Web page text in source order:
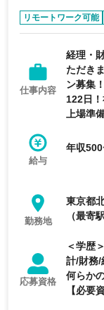
リモートワーク可能
学歴不問
仕事内容
経理・
ただき
ン募集
122日
上場準
給与
年収
勤務地
東京都
（最寄
応募資格
＜学歴＞ 不問 ＜業務経験＞
計/財務/
何らかの
【必要